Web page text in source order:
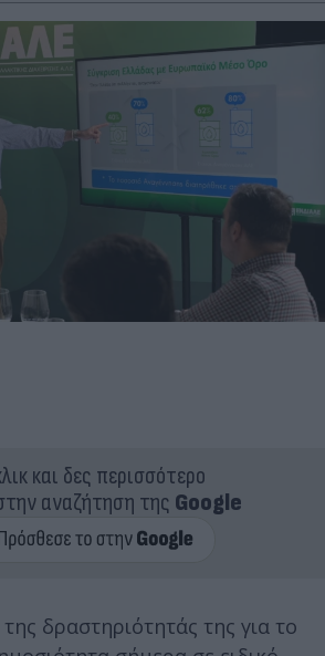
και δες περισσότερο
αναζήτηση της Google
δραστηριότητάς της για το